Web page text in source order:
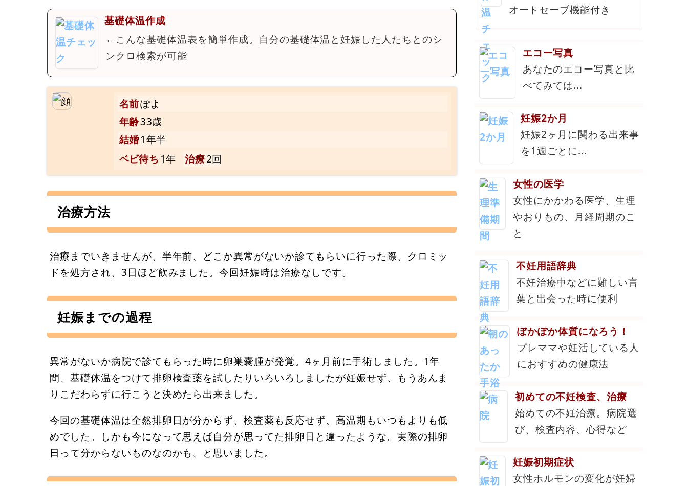
基礎体温作成
←こんな基礎体温表を簡単作成。自分の基礎体温と妊娠した人たちとのシ
ンクロ検索が可能
名前ぽよ
年齢33歳
結婚1年半
ベビ待ち 1年 治療2回
治療方法
治療までいきませんが、半年前、どこか異常がないか診てもらいに行った際、クロミッ
ドを処方され、3日ほど飲みました。今回妊娠時は治療なしです。
妊娠までの過程
異常がないか病院で診てもらった時に卵巣嚢腫が発覚。4ヶ月前に手術しました。1年
間、基礎体温をつけて排卵検査薬を試したりいろいろしましたが妊娠せず、もうあんま
りこだわらずに行こうと決めたら出来ました。
今回の基礎体温は全然排卵日が分からず、検査薬も反応せず、高温期もいつもよりも低
めでした。しかも今になって思えば自分が思ってた排卵日と違ったような。実際の排卵
日って分からないものなのかも、と思いました。
オートセーブ機能付き
エコー写真
あなたのエコー写真と比
べてみては...
妊娠2か月
妊娠2ヶ月に関わる出来事
を1週ごとに...
女性の医学
女性にかかわる医学、生理
やおりもの、月経周期のこ
と
不妊用語辞典
不妊治療中などに難しい言
葉と出会った時に便利
ぽかぽか体質になろう！
プレママや妊活している人
におすすめの健康法
初めての不妊検査、治療
始めての不妊治療。病院選
び、検査内容、心得など
妊娠初期症状
女性ホルモンの変化が妊婦